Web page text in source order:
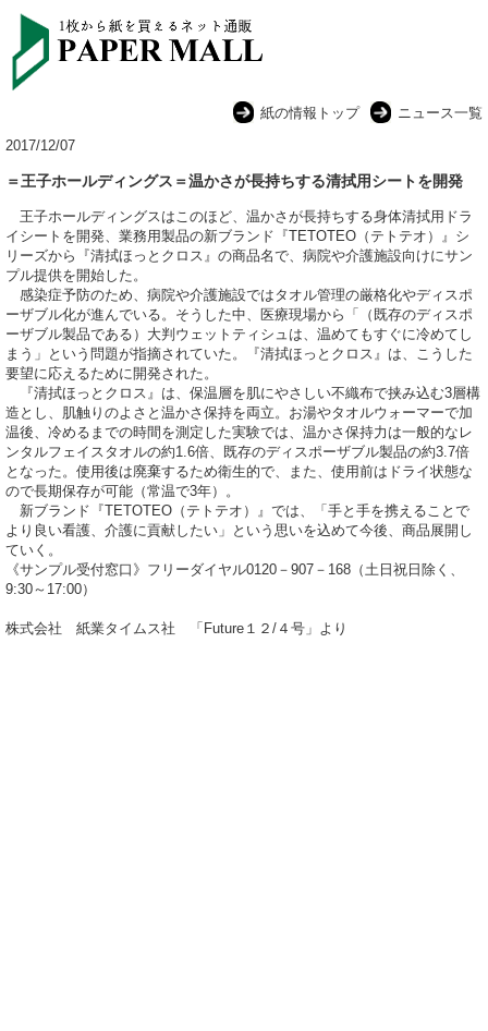
紙の情報トップ
ニュース一覧
2017/12/07
＝王子ホールディングス＝温かさが長持ちする清拭用シートを開発
王子ホールディングスはこのほど、温かさが長持ちする身体清拭用ドラ
イシートを開発、業務用製品の新ブランド『TETOTEO（テトテオ）』シ
リーズから『清拭ほっとクロス』の商品名で、病院や介護施設向けにサン
プル提供を開始した。
感染症予防のため、病院や介護施設ではタオル管理の厳格化やディスポ
ーザブル化が進んでいる。そうした中、医療現場から「（既存のディスポ
ーザブル製品である）大判ウェットティシュは、温めてもすぐに冷めてし
まう」という問題が指摘されていた。『清拭ほっとクロス』は、こうした
要望に応えるために開発された。
『清拭ほっとクロス』は、保温層を肌にやさしい不織布で挟み込む3層構
造とし、肌触りのよさと温かさ保持を両立。お湯やタオルウォーマーで加
温後、冷めるまでの時間を測定した実験では、温かさ保持力は一般的なレ
ンタルフェイスタオルの約1.6倍、既存のディスポーザブル製品の約3.7倍
となった。使用後は廃棄するため衛生的で、また、使用前はドライ状態な
ので長期保存が可能（常温で3年）。
新ブランド『TETOTEO（テトテオ）』では、「手と手を携えることで
より良い看護、介護に貢献したい」という思いを込めて今後、商品展開し
ていく。
《サンプル受付窓口》フリーダイヤル0120－907－168（土日祝日除く、
9:30～17:00）
株式会社 紙業タイムス社 「Future１２/４号」より